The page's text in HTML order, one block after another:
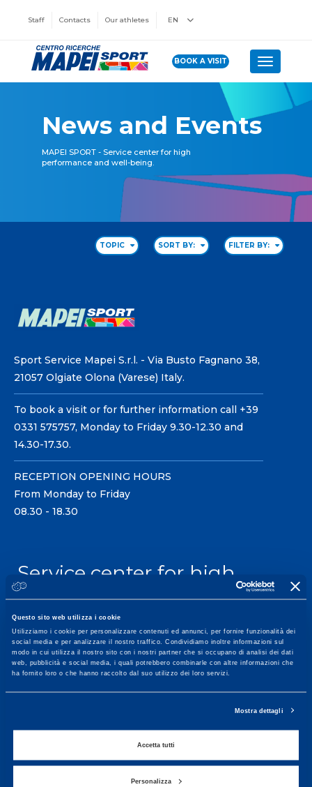
Questo sito web utilizza i cookie
Utilizziamo i cookie per personalizzare contenuti ed annunci, per fornire funzionalità dei
social media e per analizzare il nostro traffico. Condividiamo inoltre informazioni sul
modo in cui utilizza il nostro sito con i nostri partner che si occupano di analisi dei dati
web, pubblicità e social media, i quali potrebbero combinarle con altre informazioni che
ha fornito loro o che hanno raccolto dal suo utilizzo dei loro servizi.
Mostra dettagli
Accetta tutti
Personalizza
Staff Contacts Our athletes EN
BOOK A VISIT Toggle
News and Events
MAPEI SPORT - Service center for high
performance and well-being.
TOPIC SORT BY: FILTER BY:
Sport Service Mapei S.r.l. - Via Busto Fagnano 38,
21057 Olgiate Olona (Varese) Italy.
To book a visit or for further information call +39
0331 575757, Monday to Friday 9.30-12.30 and
14.30-17.30.
RECEPTION OPENING HOURS
From Monday to Friday
08.30 - 18.30
Service center for high
performance and well-
being.
More informations
Services
Training Schedule